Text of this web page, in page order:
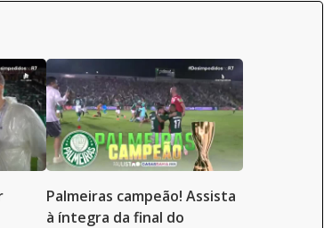
Palmeiras campeão! Assista
à íntegra da final do